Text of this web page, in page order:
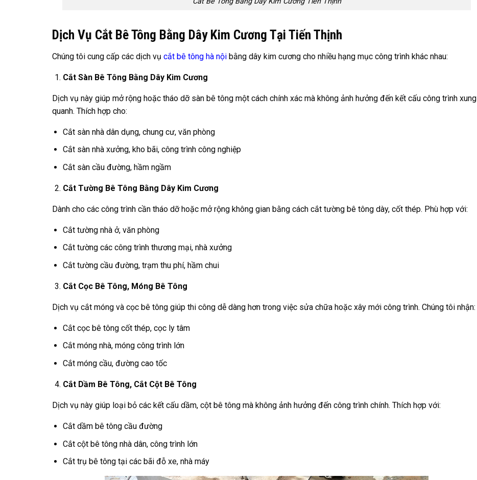
Dịch Vụ Cắt Bê Tông Bằng Dây Kim Cương Tại Tiến Thịnh
Chúng tôi cung cấp các dịch vụ cắt bê tông hà nội bằng dây kim cương cho nhiều hạng mục công trình khác nhau:
Cắt Sàn Bê Tông Bằng Dây Kim Cương
Dịch vụ này giúp mở rộng hoặc tháo dỡ sàn bê tông một cách chính xác mà không ảnh hưởng đến kết cấu công trình xung
quanh. Thích hợp cho:
Cắt sàn nhà dân dụng, chung cư, văn phòng
Cắt sàn nhà xưởng, kho bãi, công trình công nghiệp
Cắt sàn cầu đường, hầm ngầm
Cắt Tường Bê Tông Bằng Dây Kim Cương
Dành cho các công trình cần tháo dỡ hoặc mở rộng không gian bằng cách cắt tường bê tông dày, cốt thép. Phù hợp với:
Cắt tường nhà ở, văn phòng
Cắt tường các công trình thương mại, nhà xưởng
Cắt tường cầu đường, trạm thu phí, hầm chui
Cắt Cọc Bê Tông, Móng Bê Tông
Dịch vụ cắt móng và cọc bê tông giúp thi công dễ dàng hơn trong việc sửa chữa hoặc xây mới công trình. Chúng tôi nhận:
Cắt cọc bê tông cốt thép, cọc ly tâm
Cắt móng nhà, móng công trình lớn
Cắt móng cầu, đường cao tốc
Cắt Dầm Bê Tông, Cắt Cột Bê Tông
Dịch vụ này giúp loại bỏ các kết cấu dầm, cột bê tông mà không ảnh hưởng đến công trình chính. Thích hợp với:
Cắt dầm bê tông cầu đường
Cắt cột bê tông nhà dân, công trình lớn
Cắt trụ bê tông tại các bãi đỗ xe, nhà máy